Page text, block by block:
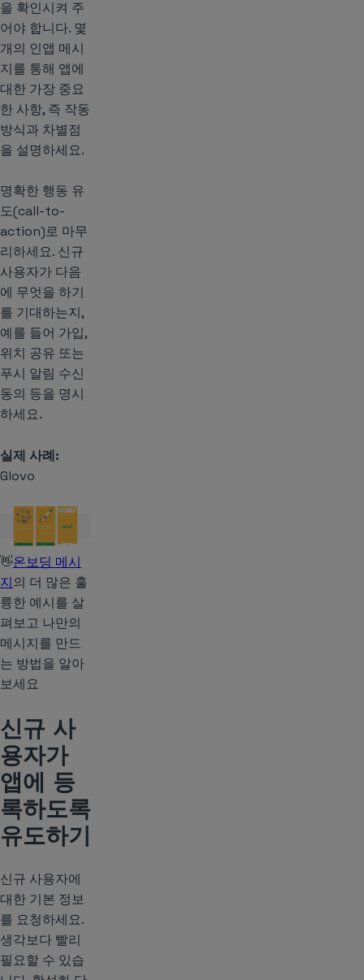
을 확인시켜 주
어야 합니다. 몇
개의 인앱 메시
지를 통해 앱에
대한 가장 중요
한 사항, 즉 작동
방식과 차별점
을 설명하세요.
명확한 행동 유
도(call-to-
action)로 마무
리하세요. 신규
사용자가 다음
에 무엇을 하기
를 기대하는지,
예를 들어 가입,
위치 공유 또는
푸시 알림 수신
동의 등을 명시
하세요.
실제 사례:
Glovo
👋온보딩 메시
지의 더 많은 훌
륭한 예시를 살
펴보고 나만의
메시지를 만드
는 방법을 알아
보세요
신규 사
용자가
앱에 등
록하도록
유도하기
신규 사용자에
대한 기본 정보
를 요청하세요.
생각보다 빨리
필요할 수 있습